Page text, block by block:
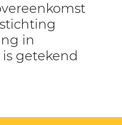
in
getekend